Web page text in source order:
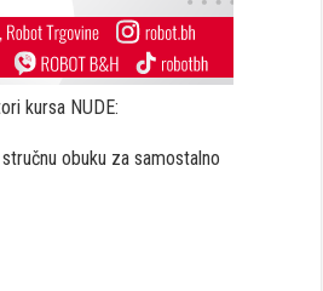
kursa NUDE:
obuku za samostalno